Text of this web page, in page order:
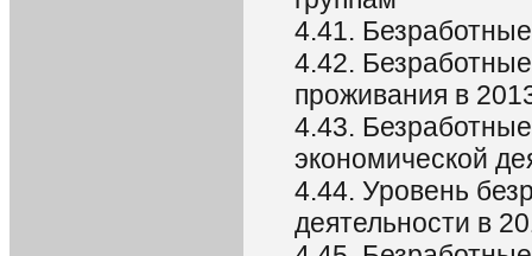
4.41.
4.42.
проживания в
4.43.
экономической
4.44. Уровень
деятельности в